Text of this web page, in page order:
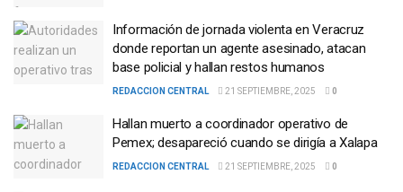
Información de jornada violenta en Veracruz
donde reportan un agente asesinado, atacan
base policial y hallan restos humanos
REDACCION CENTRAL 21 SEPTIEMBRE, 2025 0
Hallan muerto a coordinador operativo de
Pemex; desapareció cuando se dirigía a Xalapa
REDACCION CENTRAL 21 SEPTIEMBRE, 2025 0